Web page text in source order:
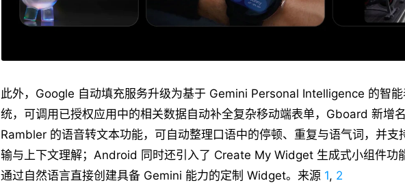
此外，Google 自动填充服务升级为基于 Gemini Personal Intelligence 的智能
统，可调用已授权应用中的相关数据自动补全复杂移动端表单，Gboard 新增
Rambler 的语音转文本功能，可自动整理口语中的停顿、重复与语气词，并支
输与上下文理解；Android 同时还引入了 Create My Widget 生成式小组件功
通过自然语言直接创建具备 Gemini 能力的定制 Widget。来源 1, 2